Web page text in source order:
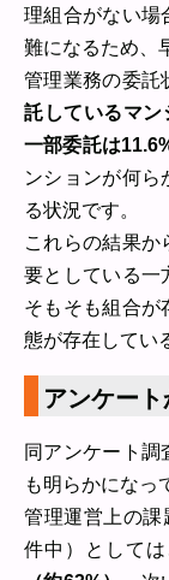
理組合がない場
難になるため、
管理業務の委託
託しているマン
一部委託は
ンションが何ら
る状況です。
これらの結果か
要としている一
そもそも組合が
態が存在してい
アンケー
同アンケート調
も明らかになっ
管理運営上の課
件中）としては